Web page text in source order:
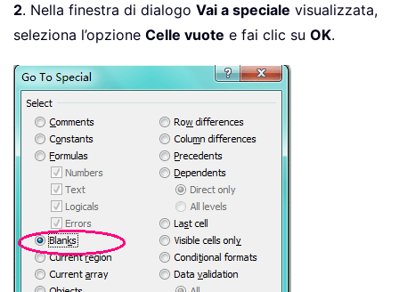
2. Nella finestra di dialogo Vai a speciale visualizzata,
seleziona l’opzione Celle vuote e fai clic su OK.